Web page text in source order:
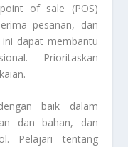
of sale (POS)
pesanan, dan
dapat membantu
Prioritaskan
baik dalam
dan bahan, dan
Pelajari tentang